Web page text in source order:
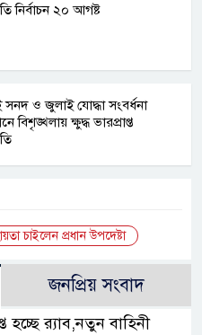
নির্বাচন ২০ আগষ্ট
ও জুলাই যোদ্ধা সংবর্ধনা
বিশৃঙ্খলায় ক্ষুদ্ধ ভারপ্রাপ্ত
চাইলেন প্রধান উপদেষ্টা
জনপ্রিয় সংবাদ
হচ্ছে র‍্যাব,নতুন বাহিনী